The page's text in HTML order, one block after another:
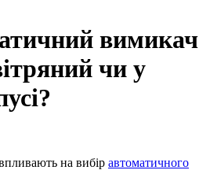
вимикач
чи у
на вибір автоматичного